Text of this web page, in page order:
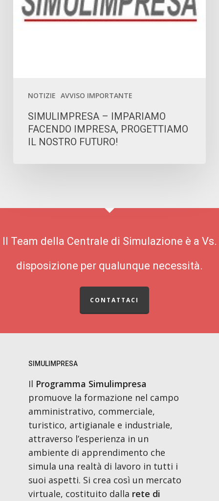
NOTIZIE AVVISO IMPORTANTE
SIMULIMPRESA – IMPARIAMO
FACENDO IMPRESA, PROGETTIAMO
IL NOSTRO FUTURO!
Il Team della Centrale di Simulazione è a Vs.
disposizione per qualunque necessità.
CONTATTACI
SIMULIMPRESA
Il Programma Simulimpresa
promuove la formazione nel campo
amministrativo, commerciale,
turistico, artigianale e industriale,
attraverso l’esperienza in un
ambiente di apprendimento che
simula una realtà di lavoro in tutti i
suoi aspetti. Si crea così un mercato
virtuale, costituito dalla rete di